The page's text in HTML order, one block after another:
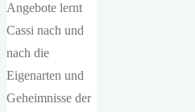
Angebote lernt
Cassi nach und
nach die
Eigenarten und
Geheimnisse der